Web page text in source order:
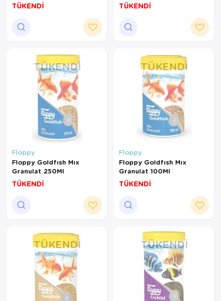
TÜKENDİ TÜKENDİ
TÜKENDI
Floppy
Floppy Goldfısh Mıx
Granulat 250Ml
TÜKENDİ
TÜKENDI
Floppy
Floppy Goldfısh Mıx
Granulat 100Ml
TÜKENDİ
TÜKENDI TÜKENDI